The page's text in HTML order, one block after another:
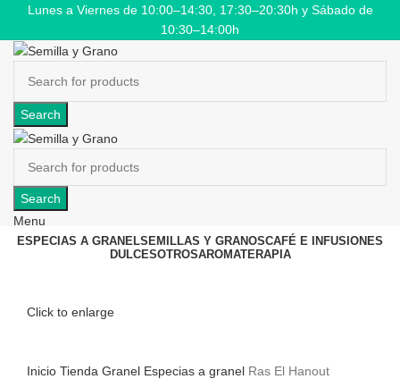
Lunes a Viernes de 10:00–14:30, 17:30–20:30h y Sábado de
10:30–14:00h
Search
Search
Menu
ESPECIAS A GRANELSEMILLAS Y GRANOSCAFÉ E INFUSIONES
DULCESOTROSAROMATERAPIA
Click to enlarge
Inicio Tienda Granel Especias a granel Ras El Hanout